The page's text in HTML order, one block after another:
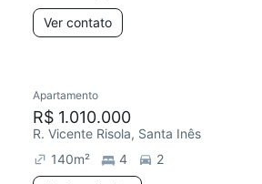
Ver contato
Apartamento
R$ 1.010.000
R. Vicente Risola, Santa Inês
140m² 4
2